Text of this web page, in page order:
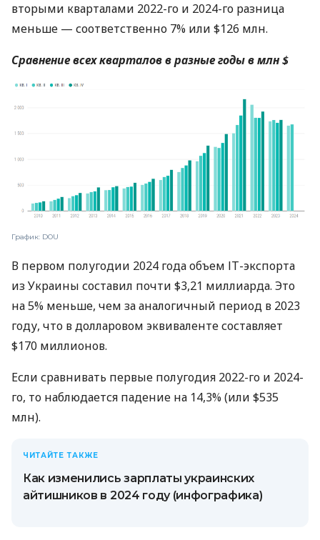
вторыми кварталами 2022-го и 2024-го разница
меньше — соответственно 7% или $126 млн.
Сравнение всех кварталов в разные годы в млн $
График: DOU
В первом полугодии 2024 года объем ІТ-экспорта
из Украины составил почти $3,21 миллиарда. Это
на 5% меньше, чем за аналогичный период в 2023
году, что в долларовом эквиваленте составляет
$170 миллионов.
Если сравнивать первые полугодия 2022-го и 2024-
го, то наблюдается падение на 14,3% (или $535
млн).
ЧИТАЙТЕ ТАКЖЕ
Как изменились зарплаты украинских
айтишников в 2024 году (инфографика)